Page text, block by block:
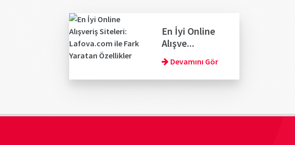
En İyi Online
Alışve...
Devamını Gör